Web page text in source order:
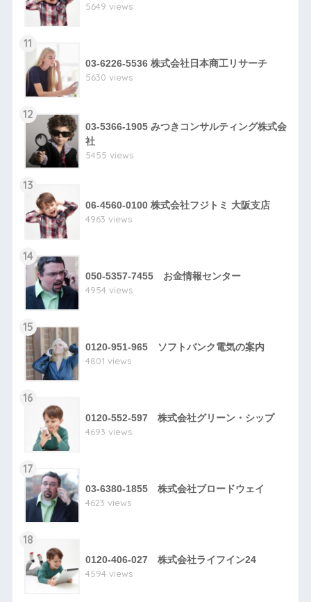
5649 views
11
03-6226-5536 株式会社日本商工リサーチ
5630 views
12
03-5366-1905 みつきコンサルティング株式会
社
5455 views
13
06-4560-0100 株式会社フジトミ 大阪支店
4963 views
14
050-5357-7455 お金情報センター
4954 views
15
0120-951-965 ソフトバンク電気の案内
4801 views
16
0120-552-597 株式会社グリーン・シップ
4693 views
17
03-6380-1855 株式会社ブロードウェイ
4623 views
18
0120-406-027 株式会社ライフイン24
4594 views